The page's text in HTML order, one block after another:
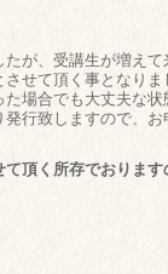
が、受講生が増え
せて頂く事となり
場合でも大丈夫な状
行致しますので、お
頂く所存でおりま